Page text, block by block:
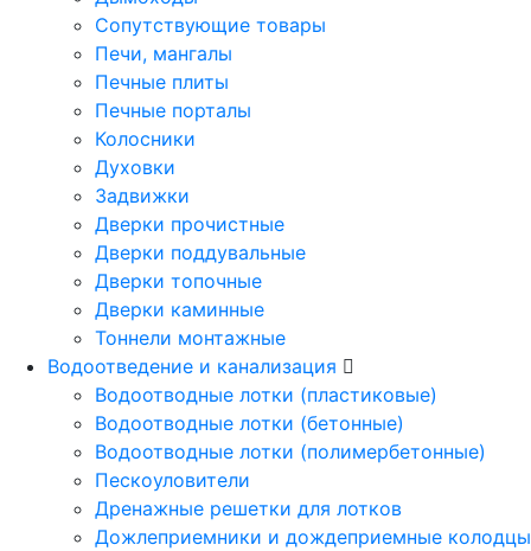
Сопутствующие товары
Печи, мангалы
Печные плиты
Печные порталы
Колосники
Духовки
Задвижки
Дверки прочистные
Дверки поддувальные
Дверки топочные
Дверки каминные
Тоннели монтажные
Водоотведение и канализация
Водоотводные лотки (пластиковые)
Водоотводные лотки (бетонные)
Водоотводные лотки (полимербетонные)
Пескоуловители
Дренажные решетки для лотков
Дожлеприемники и дождеприемные колодцы